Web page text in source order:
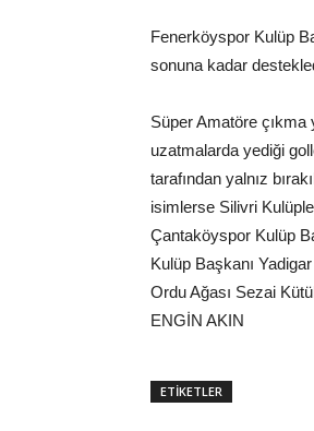
Fenerköyspor Kulüp
sonuna kadar
Süper Amatöre çıkma
uzatmalarda yediği
tarafından yalnız
isimlerse Silivri
Çantaköyspor Kulüp
Kulüp Başkanı
Ordu Ağası Sezai
ENGİN AKIN
ETİKETLER